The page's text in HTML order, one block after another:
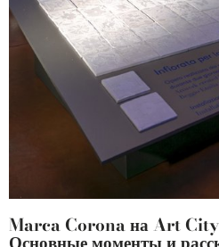
Marca Corona на Art